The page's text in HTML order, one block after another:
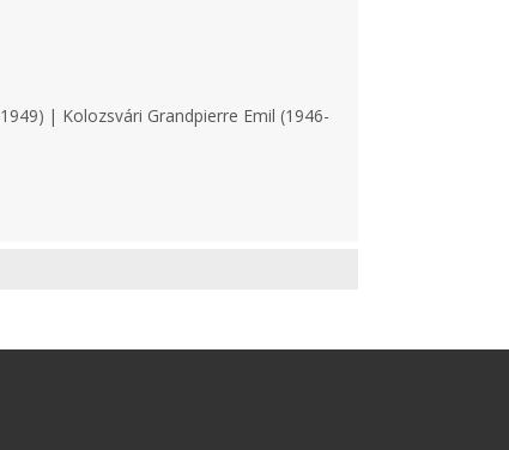
| Kolozsvári Grandpierre Emil (1946-